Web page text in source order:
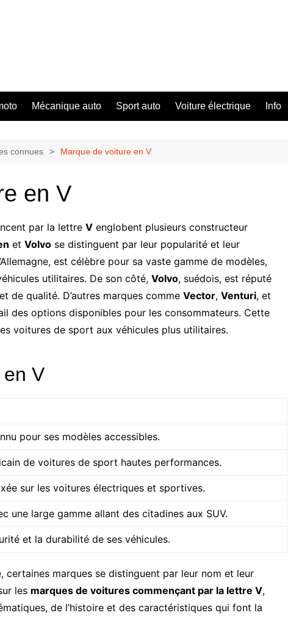
Mécanique auto Sport auto Voiture électrique Info
connues Marque de voiture en V
en V
par la lettre V englobent plusieurs constructeur
et Volvo se distinguent par leur popularité et leur
est célèbre pour sa vaste gamme de modèles,
utilitaires. De son côté, Volvo, suédois, est réputé
et de qualité. D’autres marques comme Vector, Venturi, et
des options disponibles pour les consommateurs. Cette
voitures de sport aux véhicules plus utilitaires.
V
pour ses modèles accessibles.
de voitures de sport hautes performances.
sur les voitures électriques et sportives.
une large gamme allant des citadines aux SUV.
et la durabilité de ses véhicules.
certaines marques se distinguent par leur nom et leur
les marques de voitures commençant par la lettre V,
de l’histoire et des caractéristiques qui font la